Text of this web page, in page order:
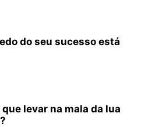
do seu sucesso está
que levar na mala da lua